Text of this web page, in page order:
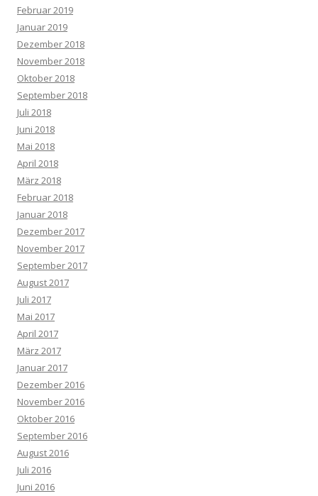
Februar 2019
Januar 2019
Dezember 2018
November 2018
Oktober 2018
September 2018
Juli 2018
Juni 2018
Mai 2018
April 2018
März 2018
Februar 2018
Januar 2018
Dezember 2017
November 2017
September 2017
August 2017
Juli 2017
Mai 2017
April 2017
März 2017
Januar 2017
Dezember 2016
November 2016
Oktober 2016
September 2016
August 2016
Juli 2016
Juni 2016